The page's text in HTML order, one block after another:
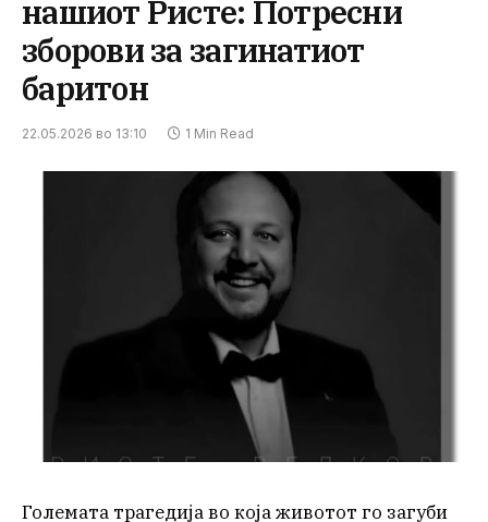
нашиот Ристе: Потресни
зборови за загинатиот
баритон
22.05.2026 во 13:10 1 Min Read
Големата трагедија во која животот го загуби